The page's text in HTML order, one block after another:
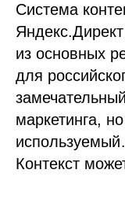
Система
из основных
для
маркетинга,
Контекст